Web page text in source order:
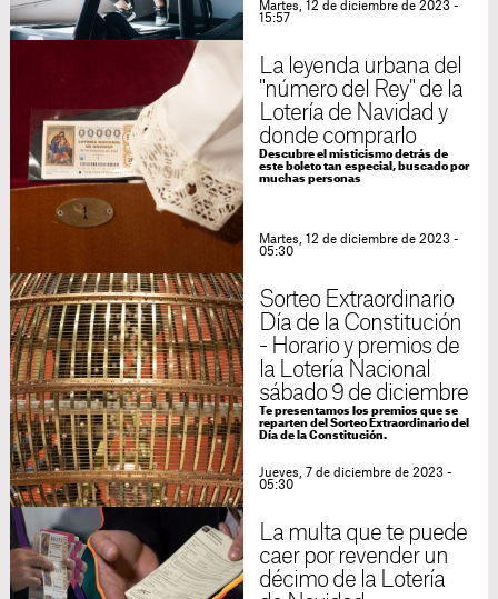
Martes, 12 de diciembre de 2023 -
15:57
La leyenda urbana del
"número del Rey" de la
Lotería de Navidad y
donde comprarlo
Descubre el misticismo detrás de
este boleto tan especial, buscado por
muchas personas
Martes, 12 de diciembre de 2023 -
05:30
Sorteo Extraordinario
Día de la Constitución
- Horario y premios de
la Lotería Nacional
sábado 9 de diciembre
Te presentamos los premios que se
reparten del Sorteo Extraordinario del
Día de la Constitución.
Jueves, 7 de diciembre de 2023 -
05:30
La multa que te puede
caer por revender un
décimo de la Lotería